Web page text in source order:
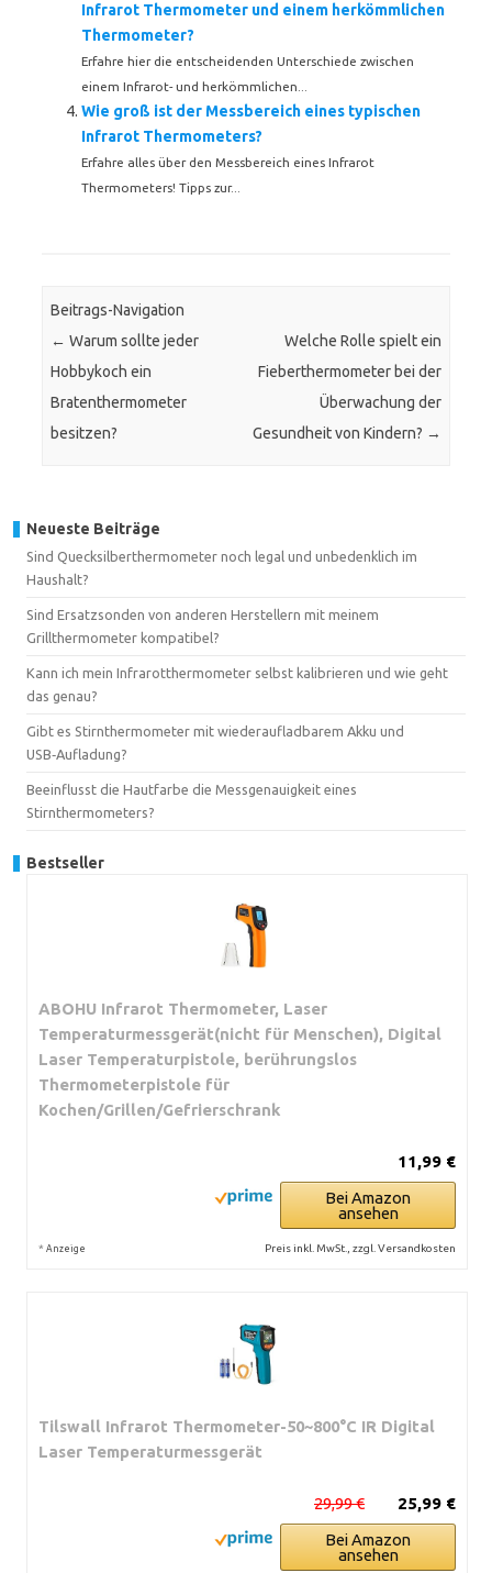
Infrarot Thermometer und einem herkömmlichen
Thermometer?
Erfahre hier die entscheidenden Unterschiede zwischen
einem Infrarot- und herkömmlichen...
Wie groß ist der Messbereich eines typischen
Infrarot Thermometers?
Erfahre alles über den Messbereich eines Infrarot
Thermometers! Tipps zur...
Beitrags-Navigation
← Warum sollte jeder
Hobbykoch ein
Bratenthermometer
besitzen?
Welche Rolle spielt ein
Fieberthermometer bei der
Überwachung der
Gesundheit von Kindern? →
Neueste Beiträge
Sind Quecksilberthermometer noch legal und unbedenklich im
Haushalt?
Sind Ersatzsonden von anderen Herstellern mit meinem
Grillthermometer kompatibel?
Kann ich mein Infrarotthermometer selbst kalibrieren und wie geht
das genau?
Gibt es Stirnthermometer mit wiederaufladbarem Akku und
USB‑Aufladung?
Beeinflusst die Hautfarbe die Messgenauigkeit eines
Stirnthermometers?
Bestseller
ABOHU Infrarot Thermometer, Laser
Temperaturmessgerät(nicht für Menschen), Digital
Laser Temperaturpistole, berührungslos
Thermometerpistole für
Kochen/Grillen/Gefrierschrank
11,99 €
Bei Amazon
ansehen
* Anzeige Preis inkl. MwSt., zzgl. Versandkosten
Tilswall Infrarot Thermometer-50~800°C IR Digital
Laser Temperaturmessgerät
25,99 €
29,99 €
Bei Amazon
ansehen